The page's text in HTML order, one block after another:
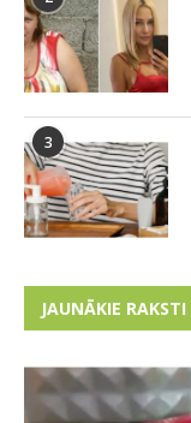
3
JAUNĀKIE RAKSTI